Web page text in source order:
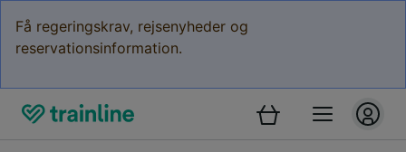
Få regeringskrav, rejsenyheder og
reservationsinformation.